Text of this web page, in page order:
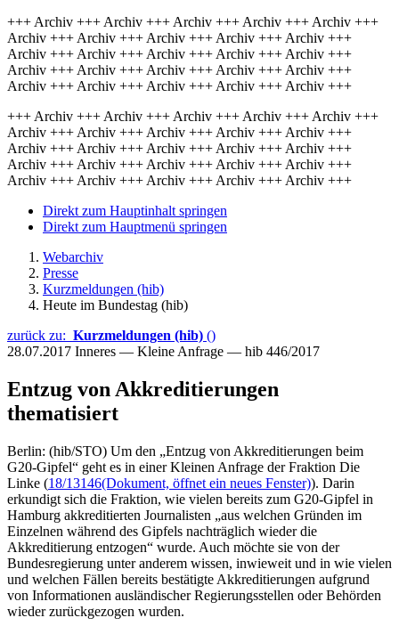
+++ Archiv +++ Archiv +++ Archiv +++ Archiv +++ Archiv +++
Archiv +++ Archiv +++ Archiv +++ Archiv +++ Archiv +++
Archiv +++ Archiv +++ Archiv +++ Archiv +++ Archiv +++
Archiv +++ Archiv +++ Archiv +++ Archiv +++ Archiv +++
Archiv +++ Archiv +++ Archiv +++ Archiv +++ Archiv +++
+++ Archiv +++ Archiv +++ Archiv +++ Archiv +++ Archiv +++
Archiv +++ Archiv +++ Archiv +++ Archiv +++ Archiv +++
Archiv +++ Archiv +++ Archiv +++ Archiv +++ Archiv +++
Archiv +++ Archiv +++ Archiv +++ Archiv +++ Archiv +++
Archiv +++ Archiv +++ Archiv +++ Archiv +++ Archiv +++
Direkt zum Hauptinhalt springen
Direkt zum Hauptmenü springen
Webarchiv
Presse
Kurzmeldungen (hib)
Heute im Bundestag (hib)
zurück zu: Kurzmeldungen (hib) ()
28.07.2017 Inneres — Kleine Anfrage — hib 446/2017
Entzug von Akkreditierungen
thematisiert
Berlin: (hib/STO) Um den „Entzug von Akkreditierungen beim
G20-Gipfel“ geht es in einer Kleinen Anfrage der Fraktion Die
Linke (18/13146(Dokument, öffnet ein neues Fenster)). Darin
erkundigt sich die Fraktion, wie vielen bereits zum G20-Gipfel in
Hamburg akkreditierten Journalisten „aus welchen Gründen im
Einzelnen während des Gipfels nachträglich wieder die
Akkreditierung entzogen“ wurde. Auch möchte sie von der
Bundesregierung unter anderem wissen, inwieweit und in wie vielen
und welchen Fällen bereits bestätigte Akkreditierungen aufgrund
von Informationen ausländischer Regierungsstellen oder Behörden
wieder zurückgezogen wurden.